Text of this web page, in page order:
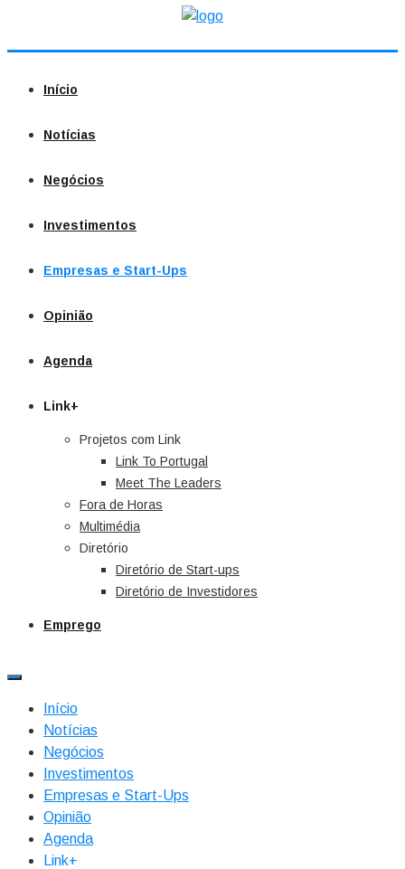
Início
Notícias
Negócios
Investimentos
Empresas e Start-Ups
Opinião
Agenda
Link+
Projetos com Link
Link To Portugal
Meet The Leaders
Fora de Horas
Multimédia
Diretório
Diretório de Start-ups
Diretório de Investidores
Emprego
Início
Notícias
Negócios
Investimentos
Empresas e Start-Ups
Opinião
Agenda
Link+